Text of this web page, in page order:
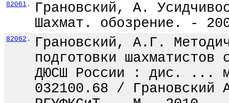
82061 .
Грановский, А.
Шахмат. обозрение. -
82062 .
Грановский, А.Г.
подготовки шахматистов
ДЮСШ России : дис. ...
032100.68 / Грановский